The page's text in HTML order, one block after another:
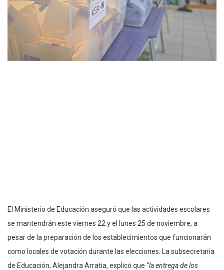
El Ministerio de Educación aseguró que las actividades escolares
se mantendrán este viernes 22 y el lunes 25 de noviembre, a
pesar de la preparación de los establecimientos que funcionarán
como locales de votación durante las elecciones. La subsecretaria
de Educación, Alejandra Arratia, explicó que “la entrega de los